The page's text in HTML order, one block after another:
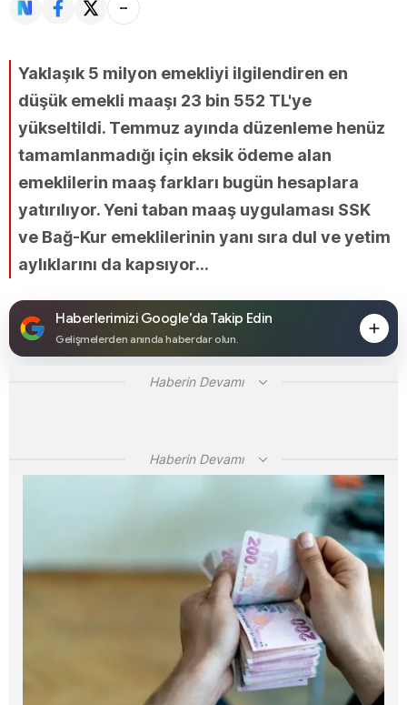
Yaklaşık 5 milyon emekliyi ilgilendiren en
düşük emekli maaşı 23 bin 552 TL'ye
yükseltildi. Temmuz ayında düzenleme henüz
tamamlanmadığı için eksik ödeme alan
emeklilerin maaş farkları bugün hesaplara
yatırılıyor. Yeni taban maaş uygulaması SSK
ve Bağ-Kur emeklilerinin yanı sıra dul ve yetim
aylıklarını da kapsıyor...
Haberlerimizi Google’da Takip Edin
Gelişmelerden anında haberdar olun.
Haberin Devamı
Haberin Devamı